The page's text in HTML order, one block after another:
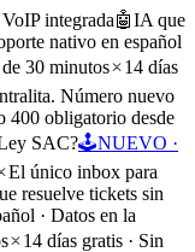
integrada🤖IA que
nativo en español
30 minutos
14 días
Número nuevo
400 obligatorio desde
SAC?🕹️NUEVO ·
El único inbox para
resuelve tickets sin
· Datos en la
14 días gratis · Sin